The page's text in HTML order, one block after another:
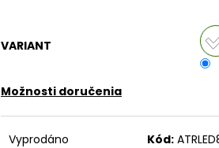
VARIANT
Možnosti doručenia
Vyprodáno Kód: